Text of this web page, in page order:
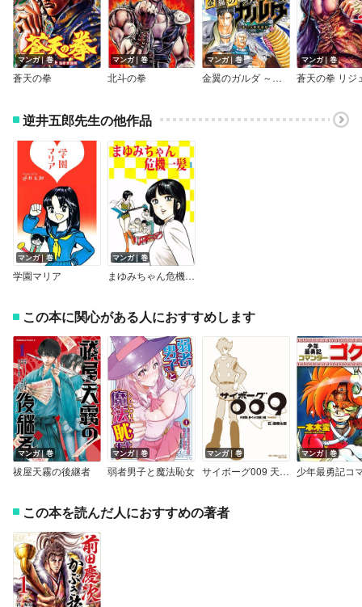
マンガ｜巻
蒼天の拳
マンガ｜巻
北斗の拳
マンガ｜巻
金翼のガルダ ～南斗五車星前史～
マンガ｜巻
逆井五郎先生の他作品
マンガ｜巻
学園マリア
マンガ｜巻
まゆみちゃん危機一髪
この本に関心がある人におすすめします
マンガ｜巻
祓屋天霧の後継者
マンガ｜巻
弱者男子と魔法恥女
マンガ｜巻
サイボーグ009 天使編・神々との闘い編 特別編集版
マンガ｜巻
この本を読んだ人におすすめの著者